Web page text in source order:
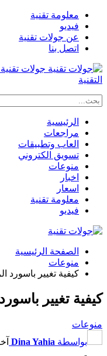
معلومة تقنية
فيديو
عن جولات تقنية
اتصل بنا
جولات
التقنية
الرئيسية
مراجعات
العاب وتطبيقات
تسويق الكتروني
منوعات
اخبار
اسعار
معلومة تقنية
فيديو
الصفحة الرئيسية
منوعات
كيفية تغيير باسورد
كيفية تغيير باسورد
منوعات
بواسطة Dina Yahia